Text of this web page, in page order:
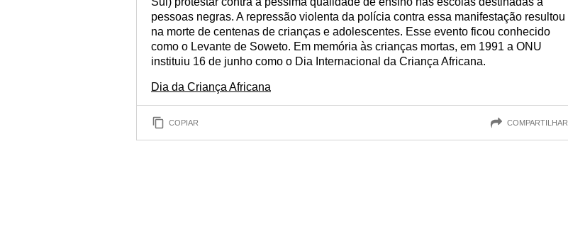
pessoas negras. A repressão violenta da polícia contra essa manifestação resultou
na morte de centenas de crianças e adolescentes. Esse evento ficou conhecido
como o Levante de Soweto. Em memória às crianças mortas, em 1991 a ONU
instituiu 16 de junho como o Dia Internacional da Criança Africana.
Dia da Criança Africana
COPIAR COMPARTILHAR